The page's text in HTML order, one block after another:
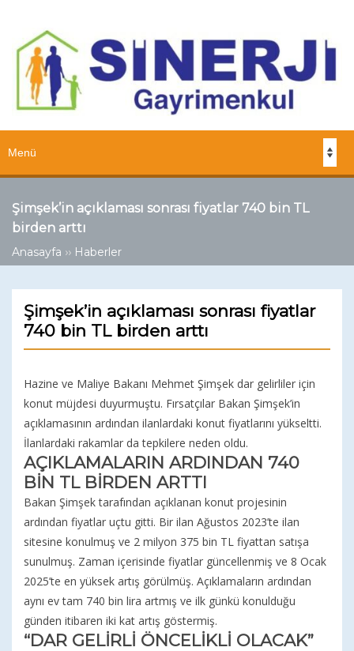
Şimşek’in açıklaması sonrası fiyatlar 740 bin TL
birden arttı
Anasayfa ›› Haberler
Şimşek’in açıklaması sonrası fiyatlar
740 bin TL birden arttı
Hazine ve Maliye Bakanı Mehmet Şimşek dar gelirliler için
konut müjdesi duyurmuştu. Fırsatçılar Bakan Şimşek’in
açıklamasının ardından ilanlardaki konut fiyatlarını yükseltti.
İlanlardaki rakamlar da tepkilere neden oldu.
AÇIKLAMALARIN ARDINDAN 740
BİN TL BİRDEN ARTTI
Bakan Şimşek tarafından açıklanan konut projesinin
ardından fiyatlar uçtu gitti. Bir ilan Ağustos 2023’te ilan
sitesine konulmuş ve 2 milyon 375 bin TL fiyattan satışa
sunulmuş. Zaman içerisinde fiyatlar güncellenmiş ve 8 Ocak
2025’te en yüksek artış görülmüş. Açıklamaların ardından
aynı ev tam 740 bin lira artmış ve ilk günkü konulduğu
günden itibaren iki kat artış göstermiş.
“DAR GELİRLİ ÖNCELİKLİ OLACAK”